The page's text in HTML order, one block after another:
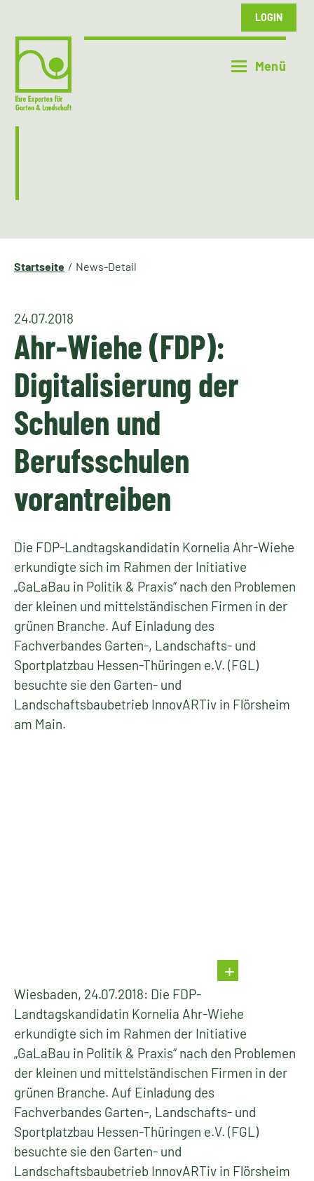
LOGIN
Startseite News-Detail
24.07.2018
Ahr-Wiehe (FDP):
Digitalisierung der
Schulen und
Berufsschulen
vorantreiben
Die FDP-Landtagskandidatin Kornelia Ahr-Wiehe
erkundigte sich im Rahmen der Initiative
„GaLaBau in Politik & Praxis“ nach den Problemen
der kleinen und mittelständischen Firmen in der
grünen Branche. Auf Einladung des
Fachverbandes Garten-, Landschafts- und
Sportplatzbau Hessen-Thüringen e.V. (FGL)
besuchte sie den Garten- und
Landschaftsbaubetrieb InnovARTiv in Flörsheim
am Main.
Wiesbaden, 24.07.2018: Die FDP-
Landtagskandidatin Kornelia Ahr-Wiehe
erkundigte sich im Rahmen der Initiative
„GaLaBau in Politik & Praxis“ nach den Problemen
der kleinen und mittelständischen Firmen in der
grünen Branche. Auf Einladung des
Fachverbandes Garten-, Landschafts- und
Sportplatzbau Hessen-Thüringen e.V. (FGL)
besuchte sie den Garten- und
Landschaftsbaubetrieb InnovARTiv in Flörsheim